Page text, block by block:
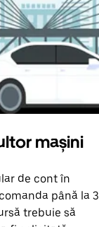
mașini
de cont în
până la 3
trebuie să